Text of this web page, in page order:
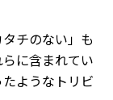
チのない」も
に含まれてい
ようなトリビ